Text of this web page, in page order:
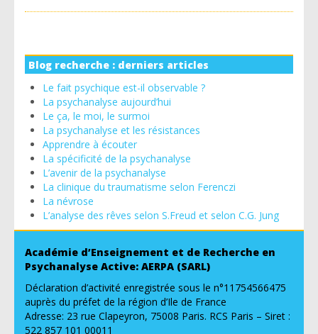
Blog recherche : derniers articles
Le fait psychique est-il observable ?
La psychanalyse aujourd’hui
Le ça, le moi, le surmoi
La psychanalyse et les résistances
Apprendre à écouter
La spécificité de la psychanalyse
L’avenir de la psychanalyse
La clinique du traumatisme selon Ferenczi
La névrose
L’analyse des rêves selon S.Freud et selon C.G. Jung
Académie d’Enseignement et de Recherche en
Psychanalyse Active: AERPA (SARL)
Déclaration d’activité enregistrée sous le n°11754566475
auprès du préfet de la région d’Ile de France
Adresse: 23 rue Clapeyron, 75008 Paris. RCS Paris – Siret :
522 857 101 00011